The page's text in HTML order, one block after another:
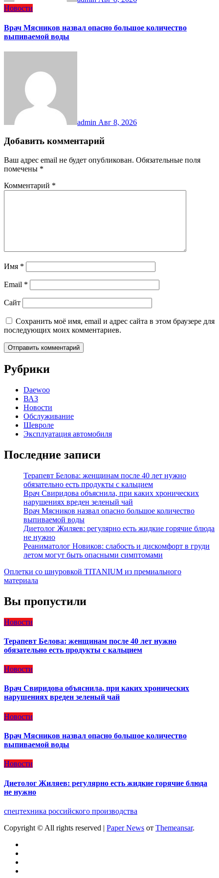
Новости
Врач Мясников назвал опасно большое количество
выпиваемой воды
admin Авг 8, 2026
Добавить комментарий
Ваш адрес email не будет опубликован. Обязательные поля
помечены *
Комментарий *
Имя *
Email *
Сайт
Сохранить моё имя, email и адрес сайта в этом браузере для
последующих моих комментариев.
Рубрики
Daewoo
ВАЗ
Новости
Обслуживание
Шевроле
Эксплуатация автомобиля
Последние записи
Терапевт Белова: женщинам после 40 лет нужно
обязательно есть продукты с кальцием
Врач Свиридова объяснила, при каких хронических
нарушениях вреден зеленый чай
Врач Мясников назвал опасно большое количество
выпиваемой воды
Диетолог Жиляев: регулярно есть жидкие горячие блюда
не нужно
Реаниматолог Новиков: слабость и дискомфорт в груди
летом могут быть опасными симптомами
Оплетки со шнуровкой TITANIUM из премиального
материала
Вы пропустили
Новости
Терапевт Белова: женщинам после 40 лет нужно
обязательно есть продукты с кальцием
Новости
Врач Свиридова объяснила, при каких хронических
нарушениях вреден зеленый чай
Новости
Врач Мясников назвал опасно большое количество
выпиваемой воды
Новости
Диетолог Жиляев: регулярно есть жидкие горячие блюда
не нужно
спецтехника российского производства
Copyright © All rights reserved | Paper News от Themeansar.